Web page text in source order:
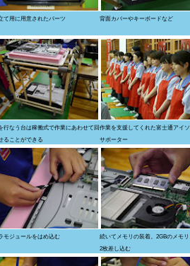
て用に用意されたパーツ 背面カバーやキーボードなど
行なう台は稼働式で作業にあわせて回
ることができる
作業を支援してくれた富士通アイ
サポーター
モジュールをはめ込む
続いてメモリの装着。2GBのメモ
2枚差し込む